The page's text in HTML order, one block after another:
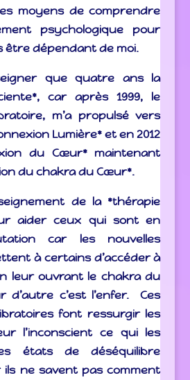
moyens de comprendre
psychologique pour
être dépendant de moi.
que quatre ans la
car après 1999, le
m’a propulsé vers
Lumière* et en 2012
du Cœur* maintenant
du chakra du Cœur*.
de la *thérapie
aider ceux qui sont en
car les nouvelles
à certains d’accéder à
leur ouvrant le chakra du
d’autre c’est l’enfer. Ces
font ressurgir les
l’inconscient ce qui les
états de déséquilibre
ne savent pas comment